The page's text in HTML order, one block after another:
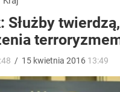
Służby
/ 15 kwietnia 2016 13:49